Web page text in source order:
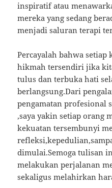
inspiratif atau
mereka yang sedang
menjadi saluran terapi
Percayalah bahwa
hikmah tersendiri jika
tulus dan terbuka hati
berlangsung.Dari
pengamatan profesional
,saya yakin setiap orang
kekuatan tersembunyi
dimulai.Semoga tulisan
melakukan perjalanan
sekaligus melahirkan